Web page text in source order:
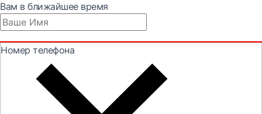
Вам в ближайшее время
Номер телефона